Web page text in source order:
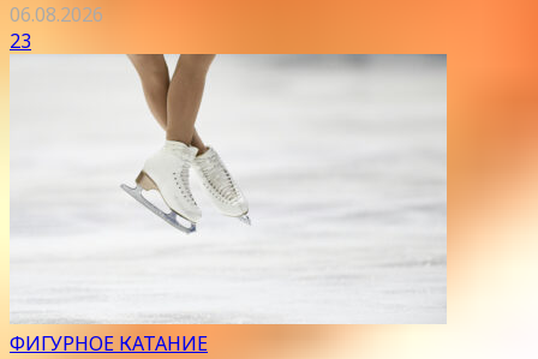
06.08.2026
23
ФИГУРНОЕ КАТАНИЕ